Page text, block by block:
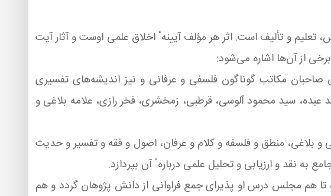
و تألیف است. اثر هر مؤلف آیینهٴ اخلاق علمی اوست و آثار آیت
از آن‌ها اشاره می‌شود:
صاحبان مكاتب گوناگون فلسفی و عرفانی و نیز اندیشه‌های تفسیری
سید محمود آلوسی، قرطبی، زمخشری، فخر رازی، علامه بلاغی و
و بلاغی، منطق و فلسفه و كلام و عرفان، اصول و فقه و تفسیر و حدیث
نقد و ارزیابی و تحلیل علمی دربارهٴ آن بپردازد.
هم مجلس درس او پذیرای جمع فراوانی از دانش پژوهان گردد و هم